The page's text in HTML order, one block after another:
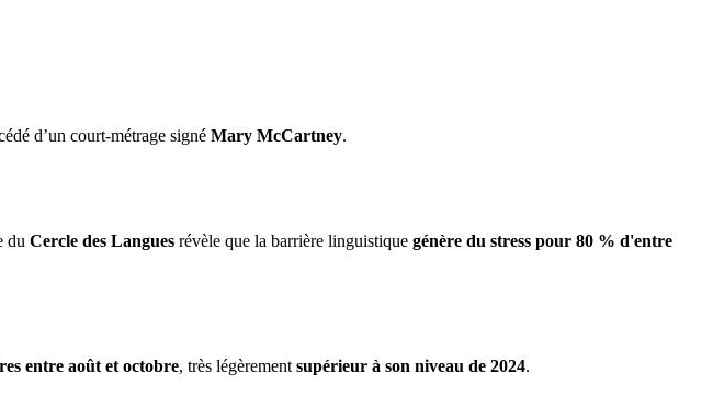
d’un court-métrage signé Mary McCartney.
du Cercle des Langues révèle que la barrière linguistique génère du stress pour 80 % d'entre
entre août et octobre, très légèrement supérieur à son niveau de 2024.